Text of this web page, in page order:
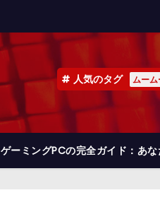
人気のタグ ムー
ゲーミングPCの完全ガイド：あ